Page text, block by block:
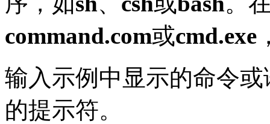
command.com或cmd.exe
输入示例中显示的命令
的提示符。